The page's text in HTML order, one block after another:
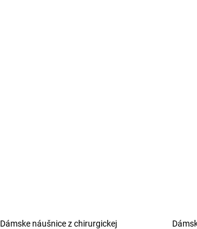
Dámske náušnice z chirurgickej